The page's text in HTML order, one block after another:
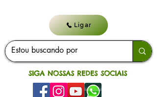
Ligar
SIGA NOSSAS REDES SOCIAIS